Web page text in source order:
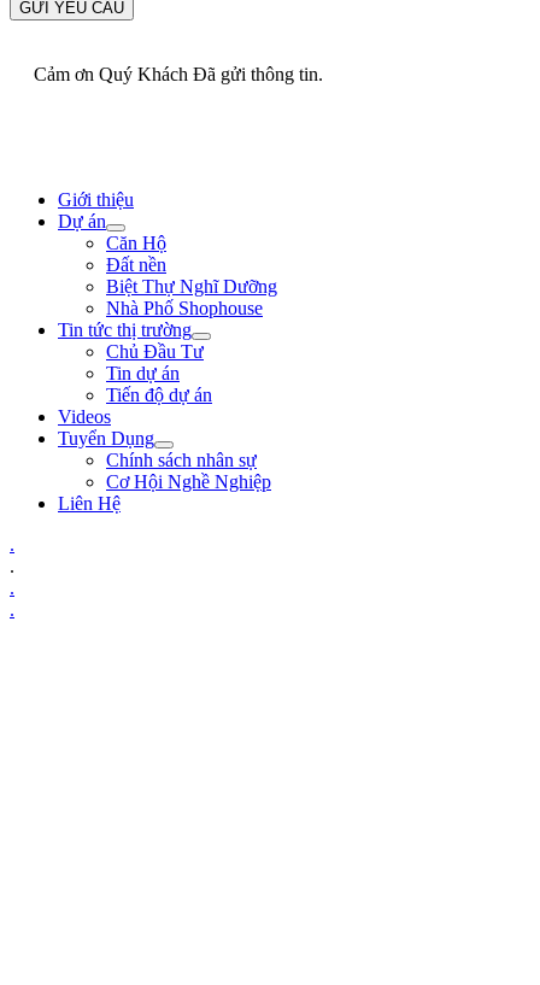
GỬI YÊU CẦU
Cảm ơn Quý Khách Đã gửi thông tin.
Giới thiệu
Dự án
Căn Hộ
Đất nền
Biệt Thự Nghĩ Dưỡng
Nhà Phố Shophouse
Tin tức thị trường
Chủ Đầu Tư
Tin dự án
Tiến độ dự án
Videos
Tuyển Dụng
Chính sách nhân sự
Cơ Hội Nghề Nghiệp
Liên Hệ
.
.
.
.